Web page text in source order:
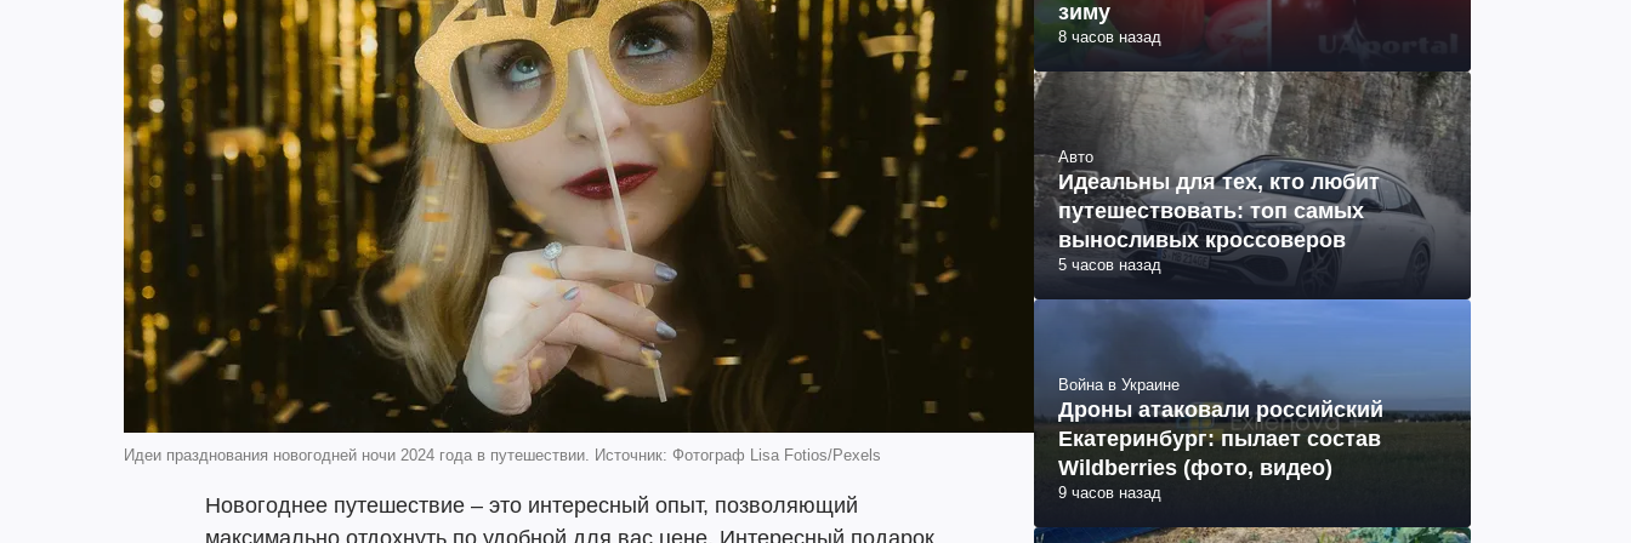
Идеи празднования новогодней ночи 2024 года в путешествии. Источник: Фотограф Lisa Fotios/Pexels
Новогоднее путешествие – это интересный опыт, позволяющий
максимально отдохнуть по удобной для вас цене. Интересный подарок
зиму
8 часов назад
Авто
Идеальны для тех, кто любит
путешествовать: топ самых
выносливых кроссоверов
5 часов назад
Война в Украине
Дроны атаковали российский
Екатеринбург: пылает состав
Wildberries (фото, видео)
9 часов назад